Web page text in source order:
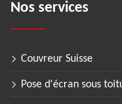
Nos services
Couvreur Suisse
Pose d'écran sous